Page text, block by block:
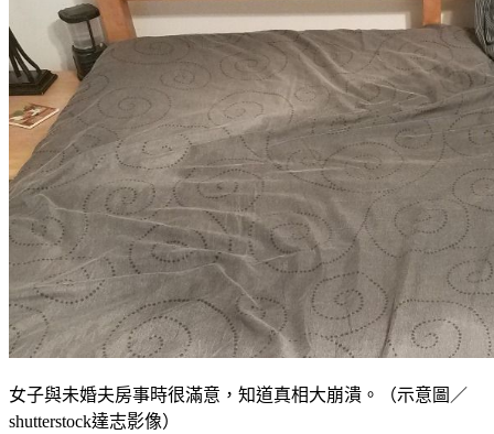
女子與未婚夫房事時很滿意，知道真相大崩潰。（示意圖／